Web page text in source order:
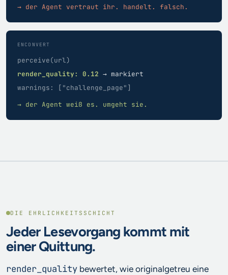
→ der Agent vertraut ihr. handelt. falsch.
ENCONVERT
perceive(url)
render_quality: 0.12 → markiert
warnings: ["challenge_page"]
→ der Agent weiß es. umgeht sie.
DIE EHRLICHKEITSSCHICHT
Jeder Lesevorgang kommt mit
einer Quittung.
render_quality bewertet, wie originalgetreu eine